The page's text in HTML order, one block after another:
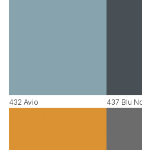
432 Avio 437 Blu